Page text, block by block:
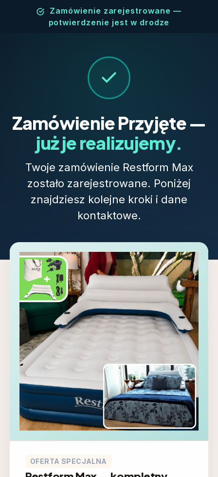
Zamówienie zarejestrowane —
potwierdzenie jest w drodze
Zamówienie Przyjęte —
już je realizujemy.
Twoje zamówienie Restform Max
zostało zarejestrowane. Poniżej
znajdziesz kolejne kroki i dane
kontaktowe.
OFERTA SPECJALNA